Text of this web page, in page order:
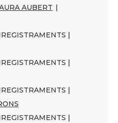
AUBERT
|
|
|
|